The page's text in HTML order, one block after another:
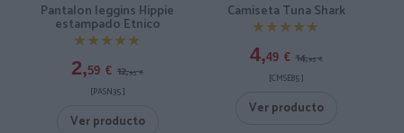
Pantalon leggins Hippie
estampado Etnico
★★★★★
★★★★★
2,59 € 12,95 €
[PASN35 ]
Ver producto
Camiseta Tuna Shark
★★★★★
★★★★★
4,49 € 14,95 €
[CMSE85 ]
Ver producto